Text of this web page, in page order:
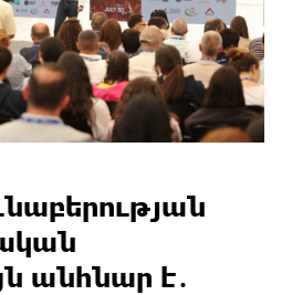
անհնար է․